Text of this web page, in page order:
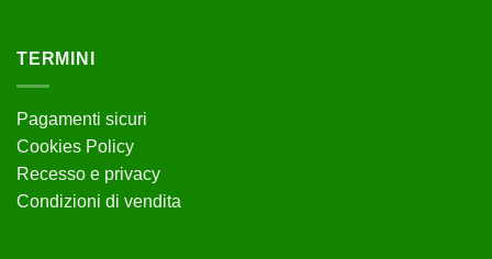
TERMINI
Pagamenti sicuri
Cookies Policy
Recesso e privacy
Condizioni di vendita